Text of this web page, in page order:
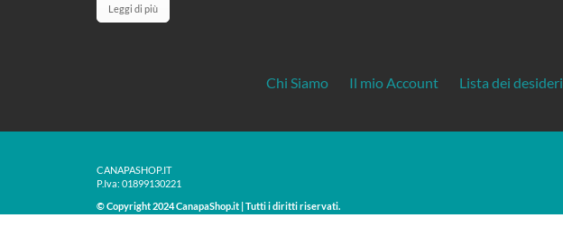
Leggi di più
Chi Siamo Il mio Account Lista dei desideri
CANAPASHOP.IT
P.Iva: 01899130221
© Copyright 2024 CanapaShop.it | Tutti i diritti riservati.